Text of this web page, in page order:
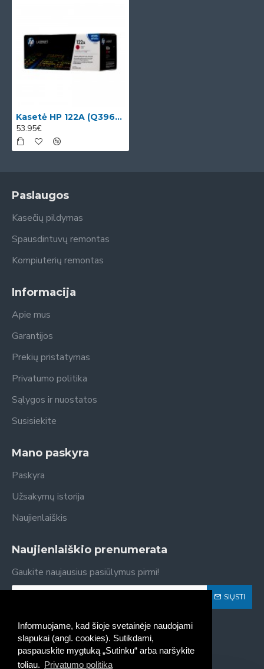
Informuojame, kad šioje svetainėje naudojami
slapukai (angl. cookies). Sutikdami,
paspauskite mygtuką „Sutinku“ arba naršykite
toliau. Privatumo politika
Kasetė HP 122A (Q3963A) OEM
53.95€
Paslaugos
Kasečių pildymas
Spausdintuvų remontas
Kompiuterių remontas
Informacija
Apie mus
Garantijos
Prekių pristatymas
Privatumo politika
Sąlygos ir nuostatos
Susisiekite
Mano paskyra
Paskyra
Užsakymų istorija
Naujienlaiškis
Naujienlaiškio prenumerata
Gaukite naujausius pasiūlymus pirmi!
SIŲSTI
Susipažinau ir sutinku su Privatumo politika